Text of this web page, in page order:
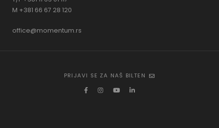
M +381 66 67 28 120
office@momentum.rs
PRIJAVI SE ZA NAŠ BILTEN